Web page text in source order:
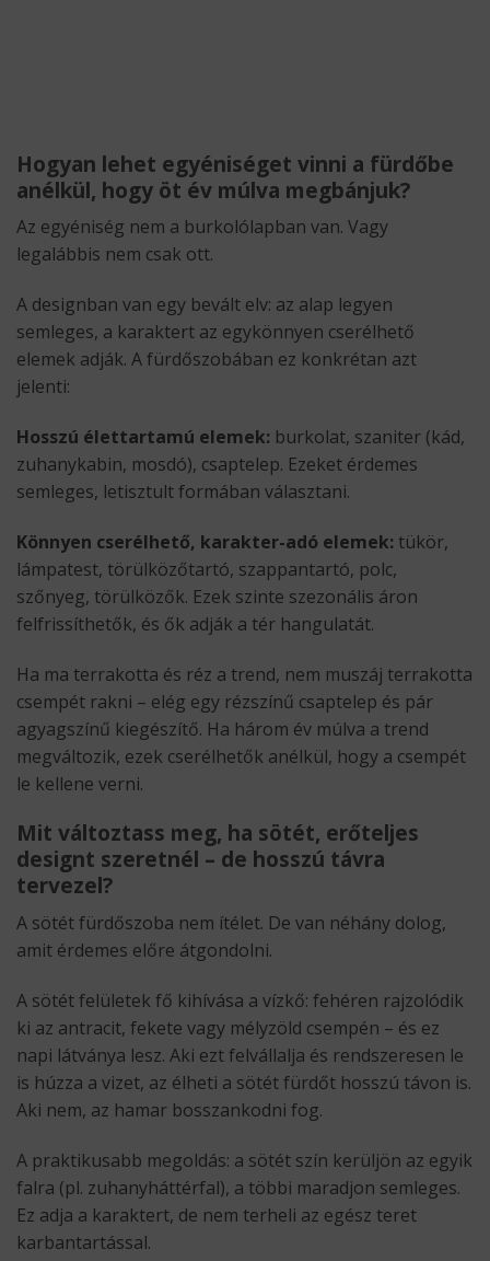
Hogyan lehet egyéniséget vinni a fürdőbe
anélkül, hogy öt év múlva megbánjuk?
Az egyéniség nem a burkolólapban van. Vagy
legalábbis nem csak ott.
A designban van egy bevált elv: az alap legyen
semleges, a karaktert az egykönnyen cserélhető
elemek adják. A fürdőszobában ez konkrétan azt
jelenti:
Hosszú élettartamú elemek: burkolat, szaniter (kád,
zuhanykabin, mosdó), csaptelep. Ezeket érdemes
semleges, letisztult formában választani.
Könnyen cserélhető, karakter-adó elemek: tükör,
lámpatest, törülközőtartó, szappantartó, polc,
szőnyeg, törülközők. Ezek szinte szezonális áron
felfrissíthetők, és ők adják a tér hangulatát.
Ha ma terrakotta és réz a trend, nem muszáj terrakotta
csempét rakni – elég egy rézszínű csaptelep és pár
agyagszínű kiegészítő. Ha három év múlva a trend
megváltozik, ezek cserélhetők anélkül, hogy a csempét
le kellene verni.
Mit változtass meg, ha sötét, erőteljes
designt szeretnél – de hosszú távra
tervezel?
A sötét fürdőszoba nem ítélet. De van néhány dolog,
amit érdemes előre átgondolni.
A sötét felületek fő kihívása a vízkő: fehéren rajzolódik
ki az antracit, fekete vagy mélyzöld csempén – és ez
napi látványa lesz. Aki ezt felvállalja és rendszeresen le
is húzza a vizet, az élheti a sötét fürdőt hosszú távon is.
Aki nem, az hamar bosszankodni fog.
A praktikusabb megoldás: a sötét szín kerüljön az egyik
falra (pl. zuhanyháttérfal), a többi maradjon semleges.
Ez adja a karaktert, de nem terheli az egész teret
karbantartással.